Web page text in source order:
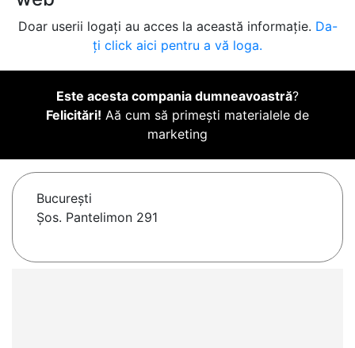
Doar userii logați au acces la această informație. Da-
ți click aici pentru a vă loga.
Este acesta compania dumneavoastră?
Felicitări! Aă cum să primești materialele de
marketing
Bucureşti
Șos. Pantelimon 291